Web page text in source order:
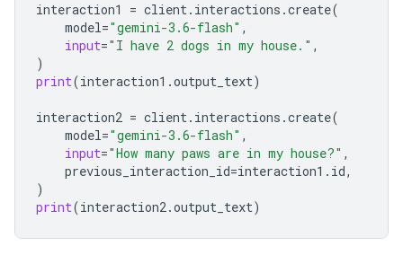
interaction1 = client. interactions .create(
model="gemini-3.6-flash" ,
input="I have 2 dogs in my house." ,
)
print(interaction1 .output_text)
interaction2 = client. interactions .create(
model="gemini-3.6-flash" ,
input="How many paws are in my house?" ,
previous_interaction_id=interaction1 . id,
)
print(interaction2.output_text)